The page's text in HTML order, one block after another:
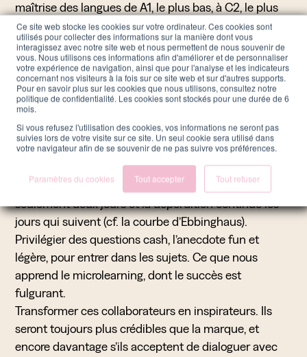
Ce site web stocke les cookies sur votre ordinateur. Ces cookies sont
utilisés pour collecter des informations sur la manière dont vous
interagissez avec notre site web et nous permettent de nous souvenir de
vous. Nous utilisons ces informations afin d'améliorer et de personnaliser
votre expérience de navigation, ainsi que pour l'analyse et les indicateurs
concernant nos visiteurs à la fois sur ce site web et sur d'autres supports.
Pour en savoir plus sur les cookies que nous utilisons, consultez notre
politique de confidentialité. Les cookies sont stockés pour une durée de 6
mois.
Si vous refusez l'utilisation des cookies, vos informations ne seront pas
suivies lors de votre visite sur ce site. Un seul cookie sera utilisé dans
votre navigateur afin de se souvenir de ne pas suivre vos préférences.
Paramètres du cookies Tout accepter Tout refuser
maîtrise des langues de A1, le plus bas, à C2, le plus
expert). Ce niveau B1 est maîtrisé par 80% de la
population, alors que seule 40% de la population
maîtrise des niveaux de langue plus élevés. Chassons
les concepts, les acronymes, les validations qui
alourdissent en même temps qu’elles euphémisent ;
parlons la langue des requêtes Google ou celle des
forums !
Accepter de répéter les choses plusieurs fois, fût-ce
sous des formes différentes : généralement, plus de
50% de l’information mémorisée est perdue après
seulement deux jours et la déperdition continue les
jours qui suivent (cf. la courbe d’Ebbinghaus).
Privilégier des questions cash, l’anecdote fun et
légère, pour entrer dans les sujets. Ce que nous
apprend le microlearning, dont le succès est
fulgurant.
Transformer ces collaborateurs en inspirateurs. Ils
seront toujours plus crédibles que la marque, et
encore davantage s’ils acceptent de dialoguer avec